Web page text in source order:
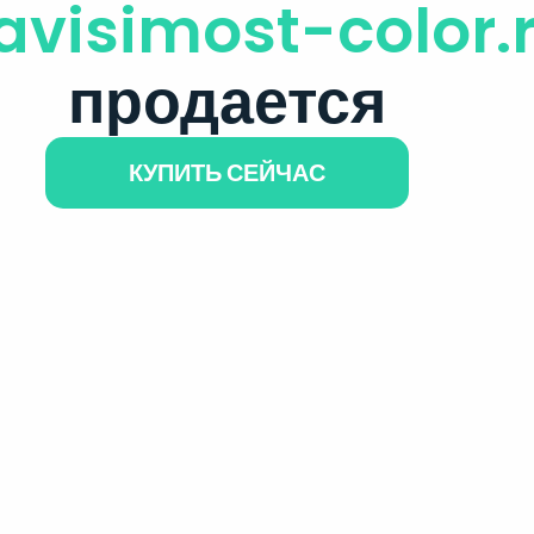
продается
КУПИТЬ СЕЙЧАС